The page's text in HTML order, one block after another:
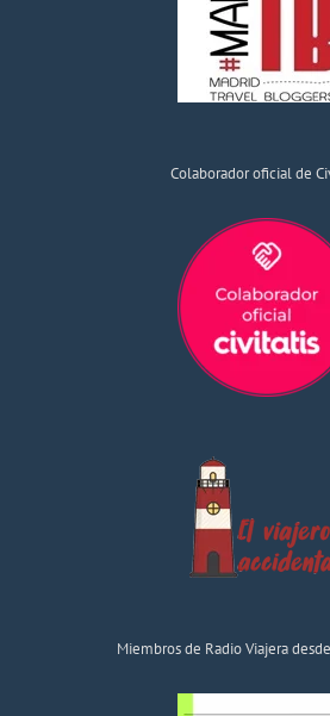
Colaborador oficial de
Miembros de Radio Viajera